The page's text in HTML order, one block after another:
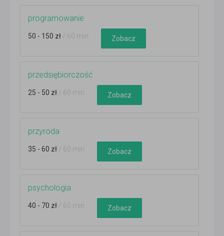
programowanie
50 - 150 zł / 60 min Zobacz
przedsiębiorczość
25 - 50 zł / 60 min Zobacz
przyroda
35 - 60 zł / 60 min Zobacz
psychologia
40 - 70 zł / 60 min Zobacz